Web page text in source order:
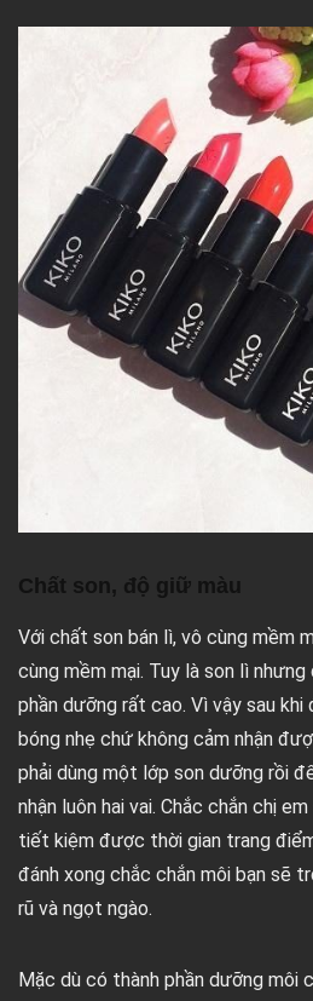
Chất son, độ giữ màu
Với chất son bán lì, vô cùng mềm
cùng mềm mại. Tuy là son lì
phần dưỡng rất cao. Vì vậy sau khi
bóng nhẹ chứ không cảm nhận
phải dùng một lớp son dưỡng rồi
nhận luôn hai vai. Chắc chắn chị
tiết kiệm được thời gian trang
đánh xong chắc chắn môi bạn sẽ
rũ và ngọt ngào.
Mặc dù có thành phần dưỡng môi